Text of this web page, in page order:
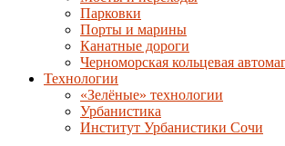
Парковки
Порты и марины
Канатные дороги
Черноморская кольцевая
Технологии
«Зелёные» технологии
Урбанистика
Институт Урбанистики Сочи